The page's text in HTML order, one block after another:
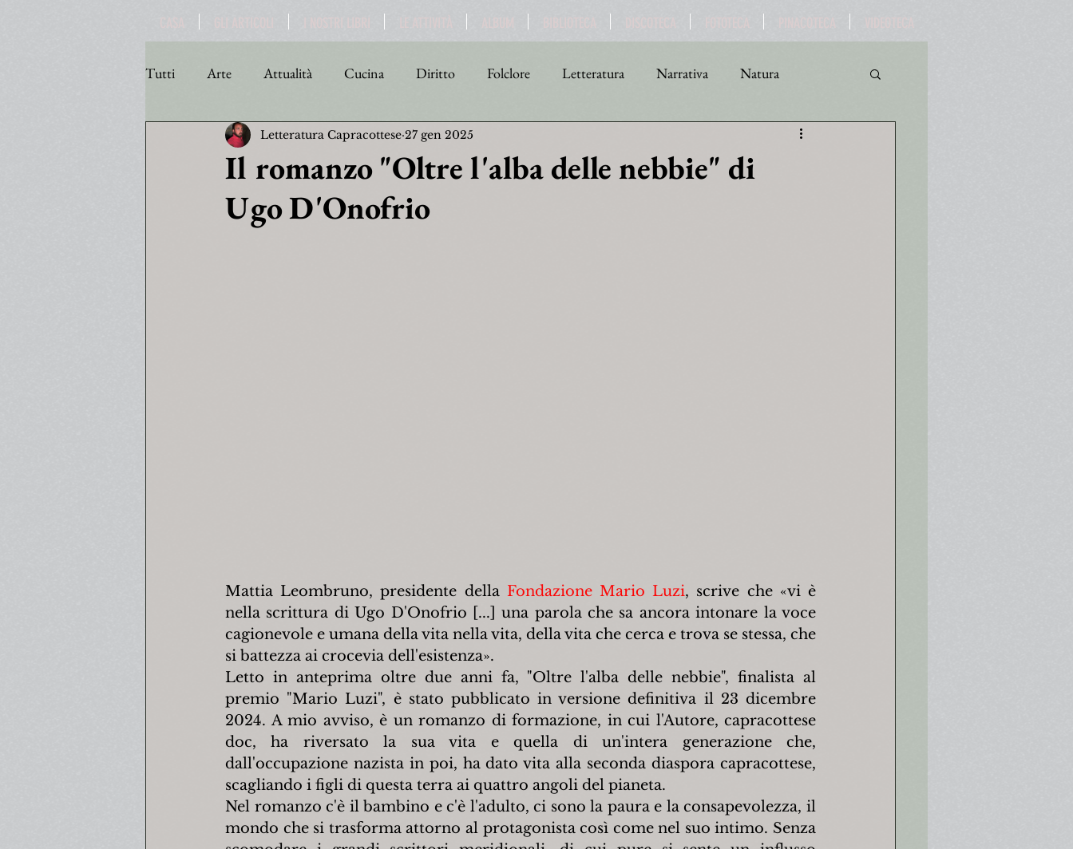
Tutti Arte Attualità Cucina Diritto Folclore Letteratura Narrativa Natura
Personaggi Poesia Politica Religione Turismo
Il romanzo "Oltre l'alba delle nebbie" di
Ugo D'Onofrio
Letteratura Capracottese 27 gen 2025
Mattia Leombruno, presidente della Fondazione Mario Luzi, scrive che «vi è
nella scrittura di Ugo D'Onofrio [...] una parola che sa ancora intonare la voce
cagionevole e umana della vita nella vita, della vita che cerca e trova se stessa, che
si battezza ai crocevia dell'esistenza».
Letto in anteprima oltre due anni fa, "Oltre l'alba delle nebbie", finalista al
premio "Mario Luzi", è stato pubblicato in versione definitiva il 23 dicembre
2024. A mio avviso, è un romanzo di formazione, in cui l'Autore, capracottese
doc, ha riversato la sua vita e quella di un'intera generazione che,
dall'occupazione nazista in poi, ha dato vita alla seconda diaspora capracottese,
scagliando i figli di questa terra ai quattro angoli del pianeta.
Nel romanzo c'è il bambino e c'è l'adulto, ci sono la paura e la consapevolezza, il
mondo che si trasforma attorno al protagonista così come nel suo intimo. Senza